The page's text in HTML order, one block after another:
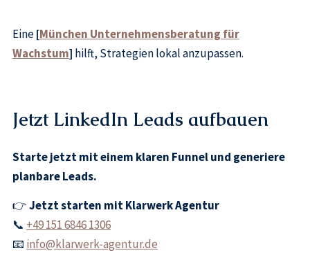
Eine[München Unternehmensberatung für
Wachstum] hilft, Strategien lokal anzupassen.
Jetzt LinkedIn Leads aufbauen
Starte jetzt mit einem klaren Funnel und generiere
planbare Leads.
👉Jetzt starten mit Klarwerk Agentur
📞 +49 151 6846 1306
📧 info@klarwerk-agentur.de